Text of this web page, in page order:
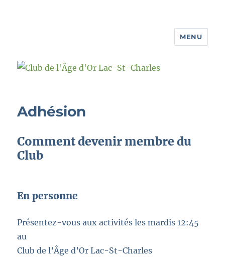
Club de l'Âge d'Or Lac-St-Charles
MENU
Adhésion
Comment devenir membre du
Club
En personne
Présentez-vous aux activités les mardis 12:45
au
Club de l’Âge d’Or Lac-St-Charles